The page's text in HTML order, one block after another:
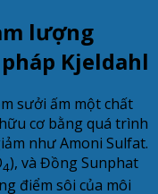
lượng
Kjeldahl
sưởi ấm một chất
cơ bằng quá trình
như Amoni Sulfat.
4), và Đồng Sunphat
điểm sôi của môi